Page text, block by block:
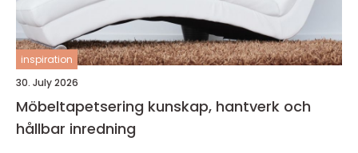
inspiration
30. July 2026
Möbeltapetsering kunskap, hantverk och
hållbar inredning